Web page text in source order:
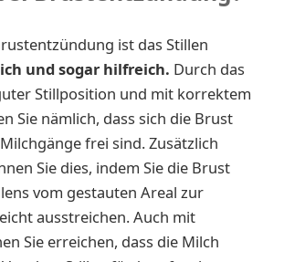
ist das Stillen
und sogar hilfreich. Durch das
Stillposition und mit korrektem
Sie nämlich, dass sich die Brust
frei sind. Zusätzlich
Sie dies, indem Sie die Brust
vom gestauten Areal zur
ausstreichen. Auch mit
Sie erreichen, dass die Milch